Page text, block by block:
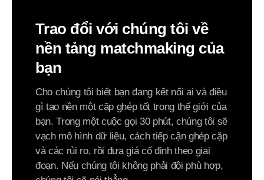
Trao đổi với chúng tôi về
nền tảng matchmaking của
bạn
Cho chúng tôi biết bạn đang kết nối ai và điều
gì tạo nên một cặp ghép tốt trong thế giới của
bạn. Trong một cuộc gọi 30 phút, chúng tôi sẽ
vạch mô hình dữ liệu, cách tiếp cận ghép cặp
và các rủi ro, rồi đưa giá cố định theo giai
đoạn. Nếu chúng tôi không phải đội phù hợp,